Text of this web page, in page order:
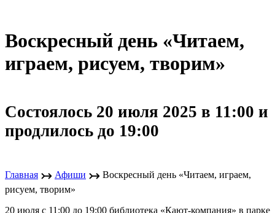
Воскресный день «Читаем,
играем, рисуем, творим»
Состоялось 20 июля 2025 в 11:00 и
продлилось до 19:00
Главная ↣ Афиши ↣ Воскресный день «Читаем, играем,
рисуем, творим»
20 июля с 11:00 до 19:00 библиотека «Кают-компания» в парке